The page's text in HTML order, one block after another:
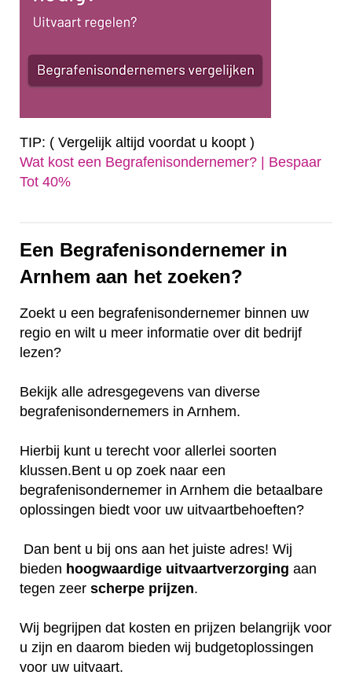
TIP: ( Vergelijk altijd voordat u koopt )
Wat kost een Begrafenisondernemer? | Bespaar
Tot 40%‎
Een Begrafenisondernemer in
Arnhem aan het zoeken?
Zoekt u een begrafenisondernemer binnen uw
regio en wilt u meer informatie over dit bedrijf
lezen?
Bekijk alle adresgegevens van diverse
begrafenisondernemers in Arnhem.
Hierbij kunt u terecht voor allerlei soorten
klussen.Bent u op zoek naar een
begrafenisondernemer in Arnhem die betaalbare
oplossingen biedt voor uw uitvaartbehoeften?
Dan bent u bij ons aan het juiste adres! Wij
bieden hoogwaardige uitvaartverzorging aan
tegen zeer scherpe prijzen.
Wij begrijpen dat kosten en prijzen belangrijk voor
u zijn en daarom bieden wij budgetoplossingen
voor uw uitvaart.